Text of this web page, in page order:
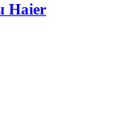
Haier